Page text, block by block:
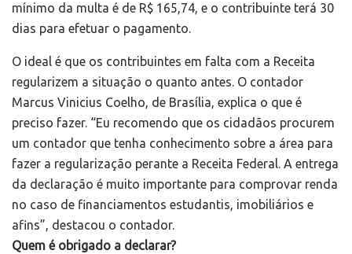
mínimo da multa é de R$ 165,74, e o contribuinte terá 30
dias para efetuar o pagamento.
O ideal é que os contribuintes em falta com a Receita
regularizem a situação o quanto antes. O contador
Marcus Vinicius Coelho, de Brasília, explica o que é
preciso fazer. “Eu recomendo que os cidadãos procurem
um contador que tenha conhecimento sobre a área para
fazer a regularização perante a Receita Federal. A entrega
da declaração é muito importante para comprovar renda
no caso de financiamentos estudantis, imobiliários e
afins”, destacou o contador.
Quem é obrigado a declarar?